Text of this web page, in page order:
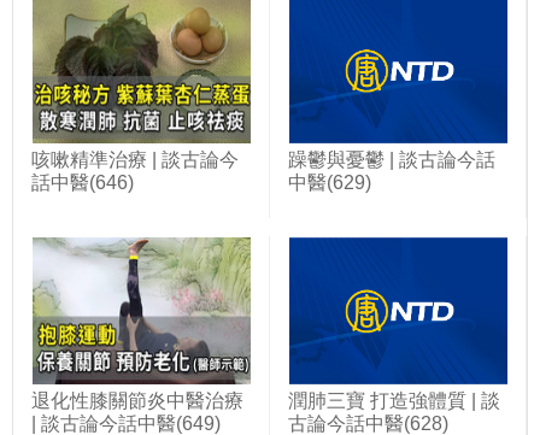
咳嗽精準治療 | 談古論今
話中醫(646)
躁鬱與憂鬱 | 談古論今話
中醫(629)
退化性膝關節炎中醫治療
| 談古論今話中醫(649)
潤肺三寶 打造強體質 | 談
古論今話中醫(628)